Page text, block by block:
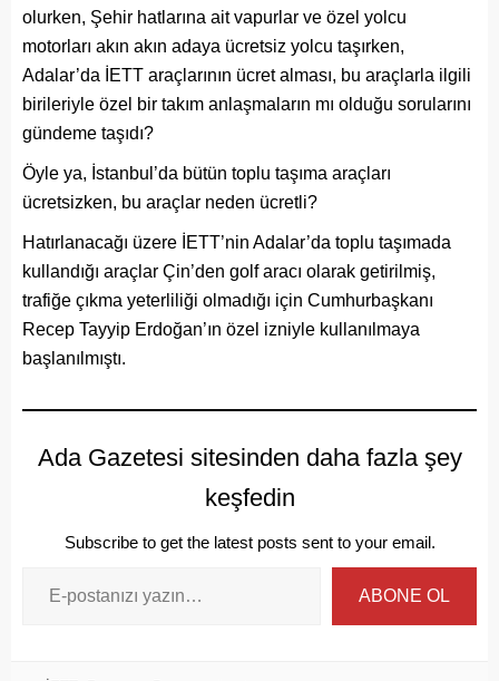
olurken, Şehir hatlarına ait vapurlar ve özel yolcu
motorları akın akın adaya ücretsiz yolcu taşırken,
Adalar’da İETT araçlarının ücret alması, bu araçlarla ilgili
birileriyle özel bir takım anlaşmaların mı olduğu sorularını
gündeme taşıdı?
Öyle ya, İstanbul’da bütün toplu taşıma araçları
ücretsizken, bu araçlar neden ücretli?
Hatırlanacağı üzere İETT’nin Adalar’da toplu taşımada
kullandığı araçlar Çin’den golf aracı olarak getirilmiş,
trafiğe çıkma yeterliliği olmadığı için Cumhurbaşkanı
Recep Tayyip Erdoğan’ın özel izniyle kullanılmaya
başlanılmıştı.
Ada Gazetesi sitesinden daha fazla şey
keşfedin
Subscribe to get the latest posts sent to your email.
ABONE OL